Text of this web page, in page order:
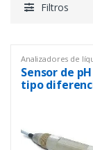
Filtros
Analizadores de
Instrumentación y
pH,Sensores
Sensor de
tipo